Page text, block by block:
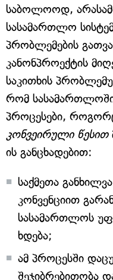
საბოლოოდ,
სასამართლო
პრობლემების
კანონპროექტის
საკითხის
რომ
პროცესები,
კონვეირული წესით
ის განცხადებით:
საქმეთა
კონვენციით
სასამართლოს
ხდება;
ამ პროცესში
შეჯიბრებითობა